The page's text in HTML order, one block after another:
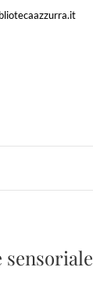
sensoriale